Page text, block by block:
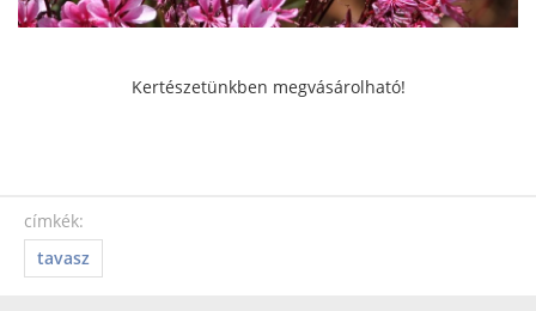
Kertészetünkben megvásárolható!
címkék:
tavasz